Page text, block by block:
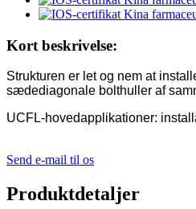
Kort beskrivelse:
Strukturen er let og nem at
sædediagonale bolthuller af
UCFL-hovedapplikationer:
Send e-mail til os
Produktdetaljer